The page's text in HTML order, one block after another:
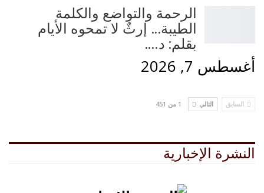
الرحمة والتواضع والكلمة
الطيبة… إرثٌ لا تمحوه الأيام
بقلم: د.…
أغسطس 7, 2026
السابق التالي 1 من 451
النشرة الإخبارية